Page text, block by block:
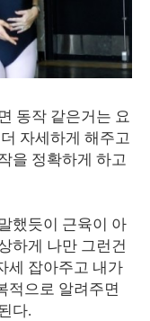
동작 같은거는 요
자세하게 해주고
을 정확하게 하고
했듯이 근육이 아
하게 나만 그런건
세 잡아주고 내가
적으로 알려주면
다.